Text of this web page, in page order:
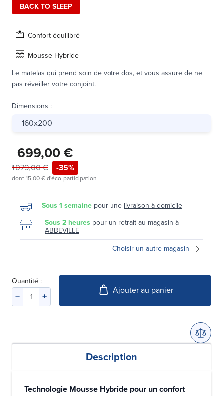
BACK TO SLEEP
Confort équilibré
Mousse Hybride
Le matelas qui prend soin de votre dos, et vous assure de ne
pas réveiller votre conjoint.
Dimensions :
160x200
699,00 €
1 079,00 € -35%
dont15,00 €d'éco-participation
Sous 1 semaine pour une livraison à domicile
Sous 2 heures pour un retrait au magasin à
ABBEVILLE
Choisir un autre magasin
Quantité :
Ajouter au panier
Description
Technologie Mousse Hybride pour un confort